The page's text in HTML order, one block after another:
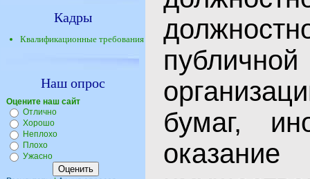
Кадры
Квалификационные требования
Наш опрос
Оцените наш сайт
Отлично
Хорошо
Неплохо
Плохо
Ужасно
бумаг,